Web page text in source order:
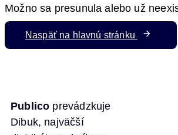
Možno sa presunula alebo už
Naspäť na hlavnú stránku
Publico prevádzkuje
Dibuk, najväčší